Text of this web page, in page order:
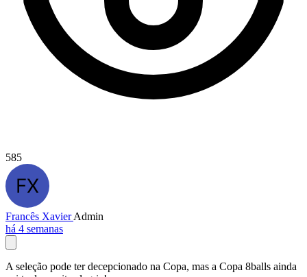
585
Francês XavierAdmin
há 4 semanas
A seleção pode ter decepcionado na Copa, mas a Copa 8balls ainda